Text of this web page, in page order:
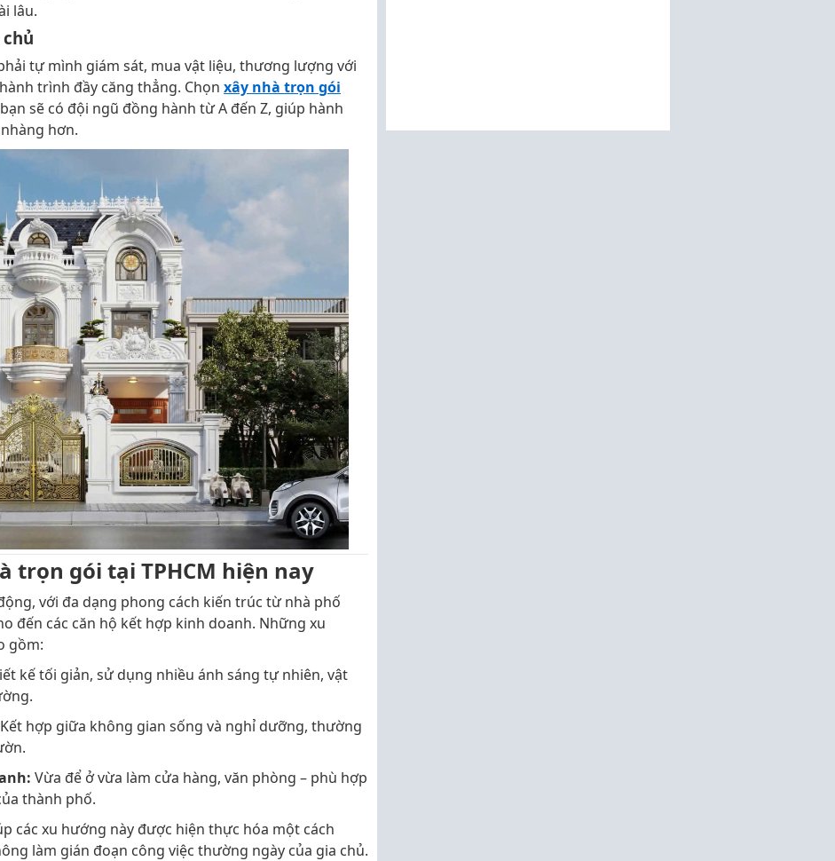
lâu.
tự mình giám sát, mua vật liệu, thương lượng với
trình đầy căng thẳng. Chọn xây nhà trọn gói
sẽ có đội ngũ đồng hành từ A đến Z, giúp hành
hơn.
trọn gói tại TPHCM hiện nay
với đa dạng phong cách kiến trúc từ nhà phố
đến các căn hộ kết hợp kinh doanh. Những xu
gồm:
kế tối giản, sử dụng nhiều ánh sáng tự nhiên, vật
Kết hợp giữa không gian sống và nghỉ dưỡng, thường
Vừa để ở vừa làm cửa hàng, văn phòng – phù hợp
thành phố.
các xu hướng này được hiện thực hóa một cách
làm gián đoạn công việc thường ngày của gia chủ.